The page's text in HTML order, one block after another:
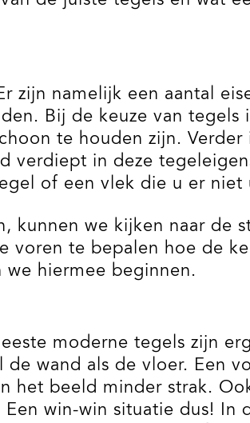
zijn namelijk een aantal
Bij de keuze van tegels
te houden zijn.
verdiept in deze
of een vlek die u er
kunnen we kijken naar de
voren te bepalen hoe de
hiermee beginnen.
moderne tegels zijn
wand als de vloer. Een
het beeld minder strak.
win-win situatie dus! In